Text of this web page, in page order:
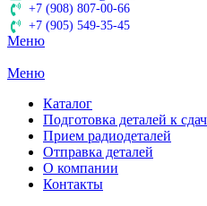
+7 (908) 807-00-66
+7 (905) 549-35-45
Меню
Меню
Каталог
Подготовка деталей к
Прием радиодеталей
Отправка деталей
О компании
Контакты